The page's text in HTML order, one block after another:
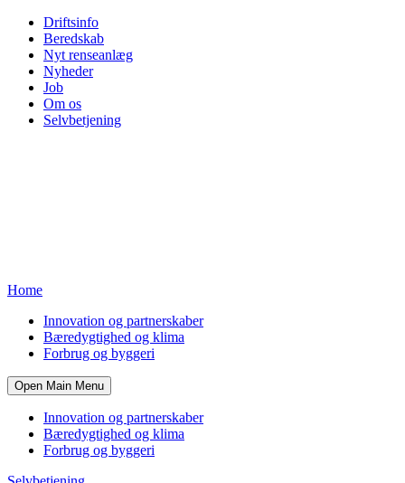
Driftsinfo
Beredskab
Nyt renseanlæg
Nyheder
Job
Om os
Selvbetjening
Home
Innovation og partnerskaber
Bæredygtighed og klima
Forbrug og byggeri
Open Main Menu
Innovation og partnerskaber
Bæredygtighed og klima
Forbrug og byggeri